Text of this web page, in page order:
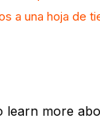
a una hoja de
learn more